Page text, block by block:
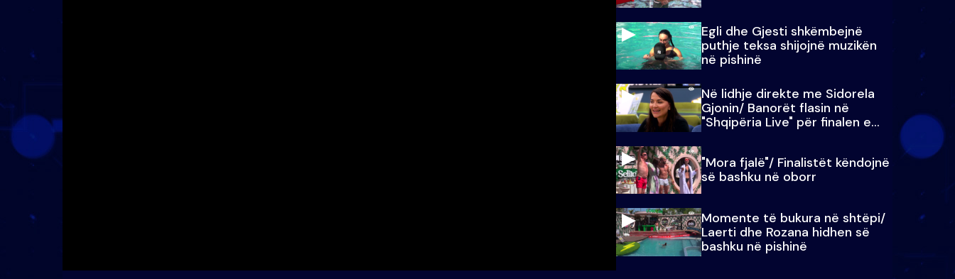
Egli dhe Gjesti shkëmbejnë
puthje teksa shijojnë muzikën
në pishinë
Në lidhje direkte me Sidorela
Gjonin/ Banorët flasin në
"Shqipëria Live" për finalen e
madhe
"Mora fjalë"/ Finalistët këndojnë
së bashku në oborr
Momente të bukura në shtëpi/
Laerti dhe Rozana hidhen së
bashku në pishinë